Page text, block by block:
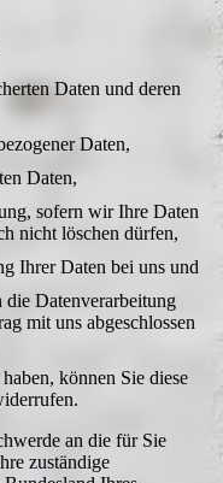
Daten und deren
Daten,
Daten,
sofern wir Ihre Daten
nicht löschen dürfen,
Ihrer Daten bei uns und
die Datenverarbeitung
mit uns abgeschlossen
können Sie diese
an die für Sie
zuständige